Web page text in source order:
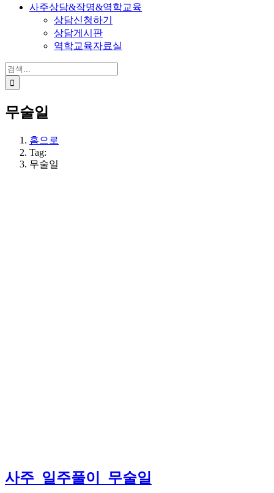
사주상담&작명&역학교육
상담신청하기
상담게시판
역학교육자료실
검
색:
무술일
홈으로
Tag:
무술일
사주_일주풀이_무술일